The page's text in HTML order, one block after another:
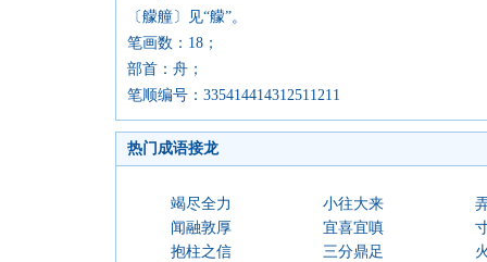
〔艨艟〕见“艨”。
笔画数：18；
部首：舟；
笔顺编号：335414414312511211
热门成语接龙
竭尽全力 小往大来
闻融敦厚
宜喜宜嗔
抱柱之信
三分鼎足